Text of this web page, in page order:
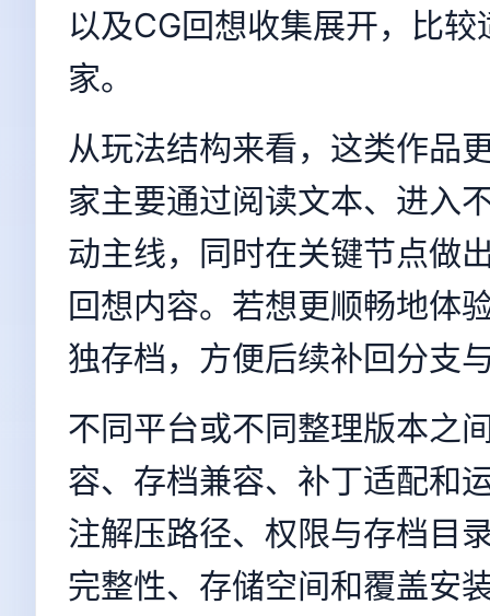
以及CG回想收集展开，比
家。
从玩法结构来看，这类作品
家主要通过阅读文本、进入
动主线，同时在关键节点做
回想内容。若想更顺畅地体
独存档，方便后续补回分支
不同平台或不同整理版本之
容、存档兼容、补丁适配和
注解压路径、权限与存档目
完整性、存储空间和覆盖安